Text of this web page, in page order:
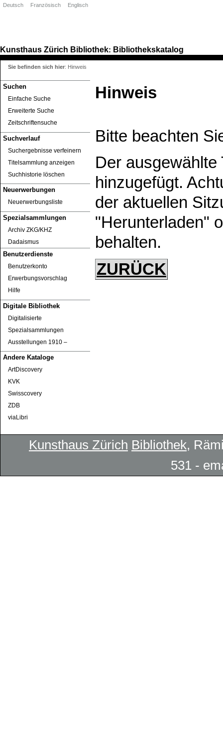
Kunsthaus Zürich Bibliothek: Bibliothekskatalog
Suchen
Einfache Suche
Erweiterte Suche
Zeitschriftensuche
Suchverlauf
Suchergebnisse verfeinern
Titelsammlung anzeigen
Suchhistorie löschen
Neuerwerbungen
Neuerwerbungsliste
Spezialsammlungen
Archiv ZKG/KHZ
Dadaismus
Benutzerdienste
Benutzerkonto
Erwerbungsvorschlag
Hilfe
Digitale Bibliothek
Digitalisierte
Spezialsammlungen
Ausstellungen 1910 ‒
Andere Kataloge
ArtDiscovery
KVK
Swisscovery
ZDB
viaLibri
Deutsch Französisch Englisch
Sie befinden sich hier: Hinweis
Hinweis
Bitte beachten
Der ausgewählte
hinzugefügt.
der aktuellen
"Herunterladen"
behalten.
ZURÜCK
Kunsthaus Zürich Bibliothek,
531 -